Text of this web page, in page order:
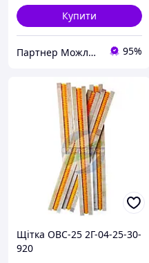
Купити
Партнер Можливостей 95%
Щітка ОВС-25 2Г-04-25-30-
920